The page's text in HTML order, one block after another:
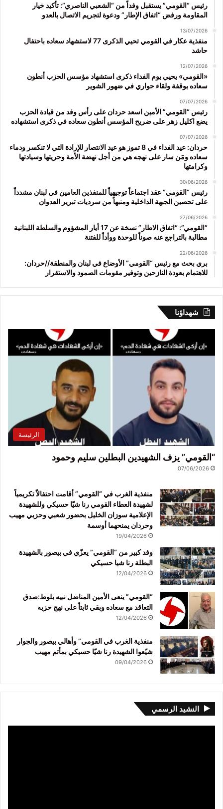
رئيس “القومي” يستقبل وفداً من “الشعبي الناصري”: تأكيد خيار
المقاومة ورفض “اتفاق الإطار” ودعوة لتجريم الاتصال بالعدو
13/07/2026
منفذية عكار في القومي تحيي الذكرى 77 لاستشهاد سعاده باحتفال
حاشد
12/07/2026
«القومي» يحيي يوم الفداء ذكرى استشهاد مؤسس الحزب أنطون
سعاده بوقفة ولقاء حواري في ضهور الشوير
07/07/2026
رئيس “القومي” الأمين اسعد حردان على رأس وفد من قيادة الحزب
يضع اكليل زهر على ضريح المؤسس أنطون سعاده في ذكرى استشهاده
07/07/2026
حردان: عيد الفداء في 8 تموز هو عيد الانتصار للإرادة التي لا تنكسر ودماء
سعاده ومَن سار على نهجه هي من أجل نهضة الأمة وحريتها وسيادتها
وكرامتها
30/06/2026
رئيس “القومي” عقد اجتماعاً توجيهياً للمنفذين العامين في لبنان مشدداً
على تحصين الجبهة الداخلية ومنبهاً من سرديات تبرير العدوان
27/06/2026
“القومي”: “اتفاق الاطار” نسخة عن 17 أيار المشؤوم والسلطة اللبنانية
مطالبة بالتراجع عنه صوناً للوحدة ووأداً للفتنة
22/06/2026
بري بحث مع رئيس “القومي” الأوضاع في لبنان والمنطقة//حردان:
للاهتمام بعودة النازحين وتوفير مقومات الصمود والاستقرار
شهداؤنا
الرئيسة
“القومي” يزف الشهيدين البطلين سليم وحمود
07/06/2026
منفذية الغرب في “القومي” أقامت احتفالاً تكريمياً
لشهيدة العطاء القومي رنا شيّا حسيكي وللشهيدة
الإعلامية سوزان الخليل بحضور شعبي وحزبي مهيب
وحردان يمنحهما أوسمة
19/04/2026
وفد كبير من “القومي” يعزّي في بيصور بالشهيدة
البطلة رنا شيا حسيكي
12/04/2026
“القومي” ينعى الأمين المناضل نبيه بلوط:صدق
التعاقد مع سعاده وبقي ثابتاً على نهج حزبه
12/04/2026
منفذية الغرب في القومي” وأهالي بيصور والجوار
شيّعوا الشهيدة رنا شيّا حسيكي بمأتم مهيب
09/04/2026
النشيد الرسمي